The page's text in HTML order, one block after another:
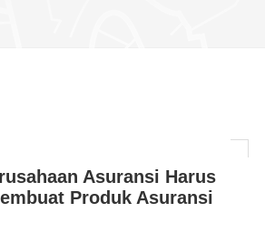
Asuransi Harus
Produk Asuransi